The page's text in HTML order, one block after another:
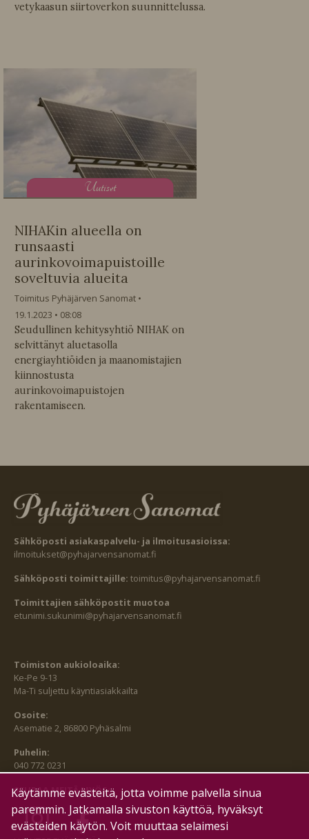
vetykaasun siirtoverkon suunnittelussa.
Uutiset
NIHAKin alueella on
runsaasti
aurinkovoimapuistoille
soveltuvia alueita
Toimitus Pyhäjärven Sanomat
19.1.2023
08:08
Seudullinen kehitysyhtiö NIHAK on
selvittänyt aluetasolla
energiayhtiöiden ja maanomistajien
kiinnostusta
aurinkovoimapuistojen
rakentamiseen.
Sähköposti asiakaspalvelu- ja ilmoitusasioissa:
ilmoitukset@pyhajarvensanomat.fi
Sähköposti toimittajille: toimitus@pyhajarvensanomat.fi
Toimittajien sähköpostit muotoa
etunimi.sukunimi@pyhajarvensanomat.fi
Toimiston aukioloaika:
Ke-Pe 9-13
Ma-Ti suljettu käyntiasiakkailta
Osoite:
Asematie 2, 86800 Pyhäsalmi
Puhelin:
040 772 0231
SEURAA MEITÄ MYÖS:
Käytämme evästeitä, jotta voimme palvella sinua
paremmin. Jatkamalla sivuston käyttöä, hyväksyt
evästeiden käytön. Voit muuttaa selaimesi